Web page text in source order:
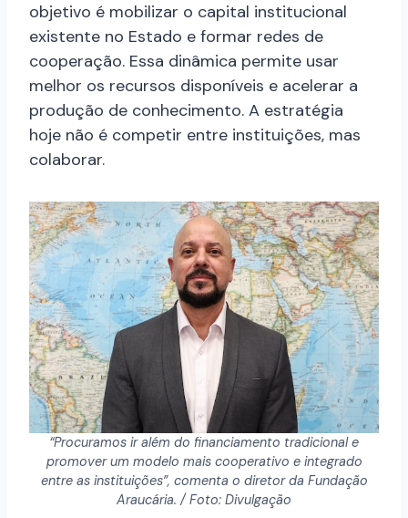
objetivo é mobilizar o capital institucional
existente no Estado e formar redes de
cooperação. Essa dinâmica permite usar
melhor os recursos disponíveis e acelerar a
produção de conhecimento. A estratégia
hoje não é competir entre instituições, mas
colaborar.
“Procuramos ir além do financiamento tradicional e
promover um modelo mais cooperativo e integrado
entre as instituições”, comenta o diretor da Fundação
Araucária. / Foto: Divulgação